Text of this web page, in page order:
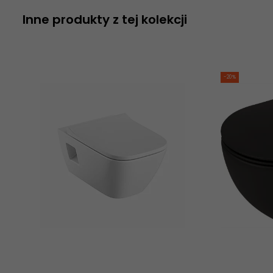
Inne produkty z tej kolekcji
-20%